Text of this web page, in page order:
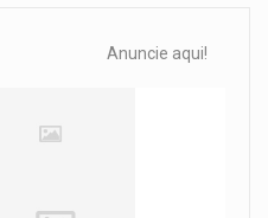
Anuncie aqui!